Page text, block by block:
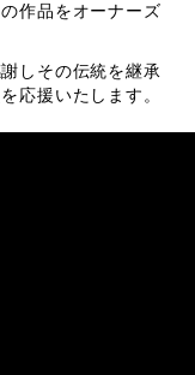
作品をオーナーズ
しその伝統を継承
応援いたします。